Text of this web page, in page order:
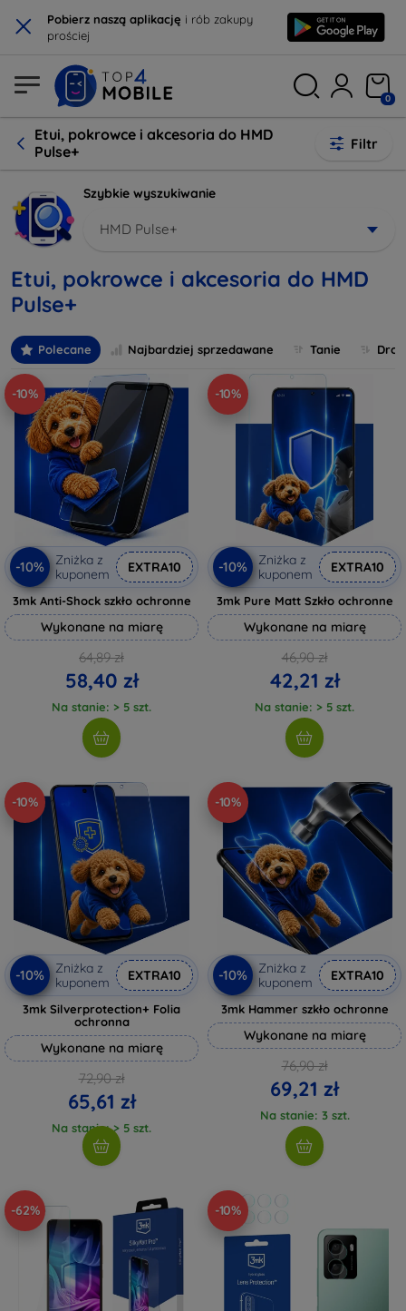
× Pobierz naszą aplikację i rób zakupy
prościej
0
Etui, pokrowce i akcesoria do HMD
Pulse+
Filtr
Szybkie wyszukiwanie
HMD Pulse+
Etui, pokrowce i akcesoria do HMD
Pulse+
Polecane Najbardziej sprzedawane Tanie
-10%
-10%
Zniżka z
kuponem
EXTRA10
3mk Anti-Shock szkło ochronne
Wykonane na miarę
64,89 zł
58,40 zł
Na stanie: > 5 szt.
-10%
-10%
Zniżka z
kuponem
EXTRA10
3mk Pure Matt Szkło ochronne
Wykonane na miarę
46,90 zł
42,21 zł
Na stanie: > 5 szt.
-10%
-10%
Zniżka z
kuponem
EXTRA10
3mk Silverprotection+ Folia
ochronna
Wykonane na miarę
72,90 zł
65,61 zł
Na stanie: > 5 szt.
-10%
-10%
Zniżka z
kuponem
EXTRA10
3mk Hammer szkło ochronne
Wykonane na miarę
76,90 zł
69,21 zł
Na stanie: 3 szt.
-62% -10%